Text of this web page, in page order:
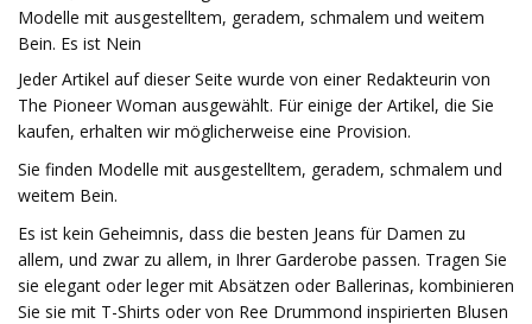
Modelle mit ausgestelltem, geradem, schmalem und weitem
Bein. Es ist Nein
Jeder Artikel auf dieser Seite wurde von einer Redakteurin von
The Pioneer Woman ausgewählt. Für einige der Artikel, die Sie
kaufen, erhalten wir möglicherweise eine Provision.
Sie finden Modelle mit ausgestelltem, geradem, schmalem und
weitem Bein.
Es ist kein Geheimnis, dass die besten Jeans für Damen zu
allem, und zwar zu allem, in Ihrer Garderobe passen. Tragen Sie
sie elegant oder leger mit Absätzen oder Ballerinas, kombinieren
Sie sie mit T-Shirts oder von Ree Drummond inspirierten Blusen